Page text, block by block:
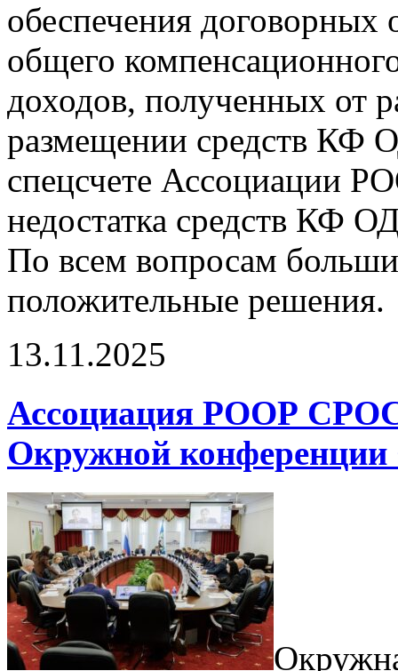
обеспечения
общего
доходов, полученных от
размещении средств КФ
спецсчете Ассоциации
недостатка средств КФ
По всем вопросам
положительные решения.
13.11.2025
Ассоциация РООР
Окружной